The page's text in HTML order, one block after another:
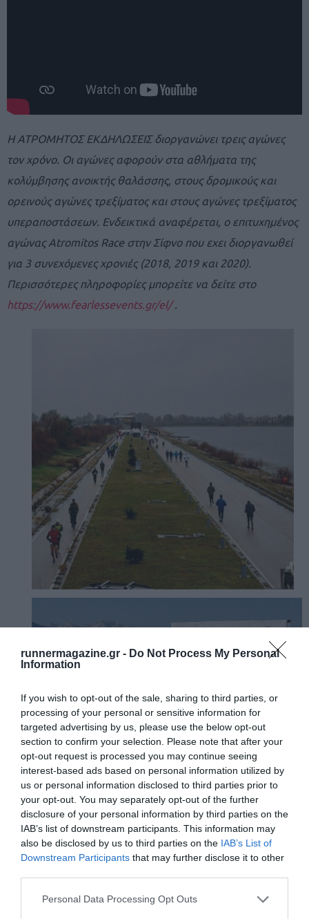
runnermagazine.gr - Do Not Process My Personal
Information
If you wish to opt-out of the sale, sharing to third parties, or
processing of your personal or sensitive information for
targeted advertising by us, please use the below opt-out
section to confirm your selection. Please note that after your
opt-out request is processed you may continue seeing
interest-based ads based on personal information utilized by
us or personal information disclosed to third parties prior to
your opt-out. You may separately opt-out of the further
disclosure of your personal information by third parties on the
IAB’s list of downstream participants. This information may
also be disclosed by us to third parties on the IAB’s List of
Downstream Participants that may further disclose it to other
Personal Data Processing Opt Outs
Η ΑΤΡΟΜΗΤΟΣ ΕΚΔΗΛΩΣΕΙΣ διοργανώνει τρεις αγώνες
τον χρόνο. Οι αγώνες αφορούν στα αθλήματα της
κολύμβησης ανοικτής θαλάσσης, στους δρομικούς και
ορεινούς αγώνες τρεξίματος και στους αγώνες τρεξίματος
υπεραποστάσεων. Ενδεικτικά αναφέρεται, ο επιτυχημένος
αγώνας Atromitos Race στην Σίφνο που εχει διοργανωθεί
για 3 συνεχόμενες χρονιές (2018, 2019 και 2020).
Περισσότερες πληροφορίες μπορείτε να δείτε στο
https://www.fearlessevents.gr/el/.